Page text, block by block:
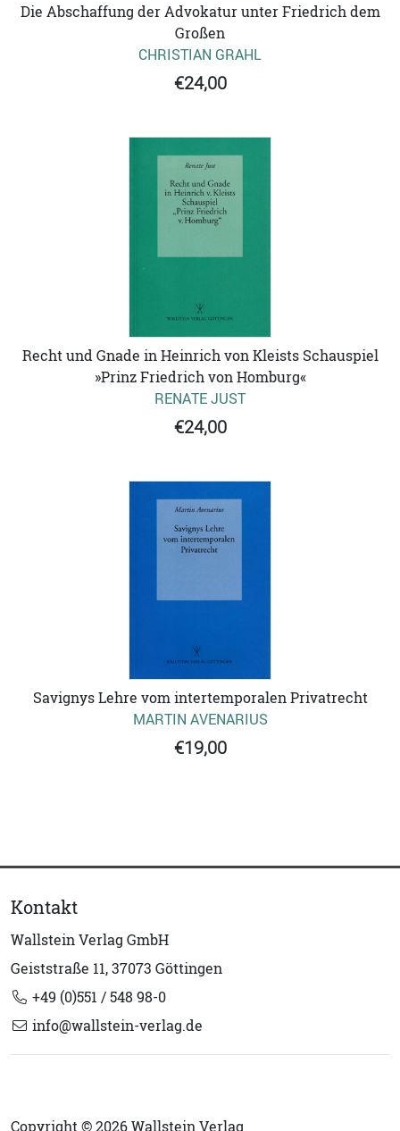
Die Abschaffung der Advokatur unter Friedrich dem
Großen
CHRISTIAN GRAHL
€24,00
Recht und Gnade in Heinrich von Kleists Schauspiel
»Prinz Friedrich von Homburg«
RENATE JUST
€24,00
Savignys Lehre vom intertemporalen Privatrecht
MARTIN AVENARIUS
€19,00
Kontakt
Wallstein Verlag GmbH
Geiststraße 11, 37073 Göttingen
+49 (0)551 / 548 98-0
info@wallstein-verlag.de
Copyright © 2026 Wallstein Verlag